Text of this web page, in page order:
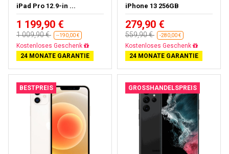
iPad Pro 12.9-in ...
1 199,90 €
1 009,90 € --190,00 €
Fast ausverkauft
24 MONATE GARANTIE
iPhone 13 256GB
279,90 €
559,90 € -280,00 €
Gratisversand
24 MONATE GARANTIE
BESTPREIS GROSSHANDELSPREIS